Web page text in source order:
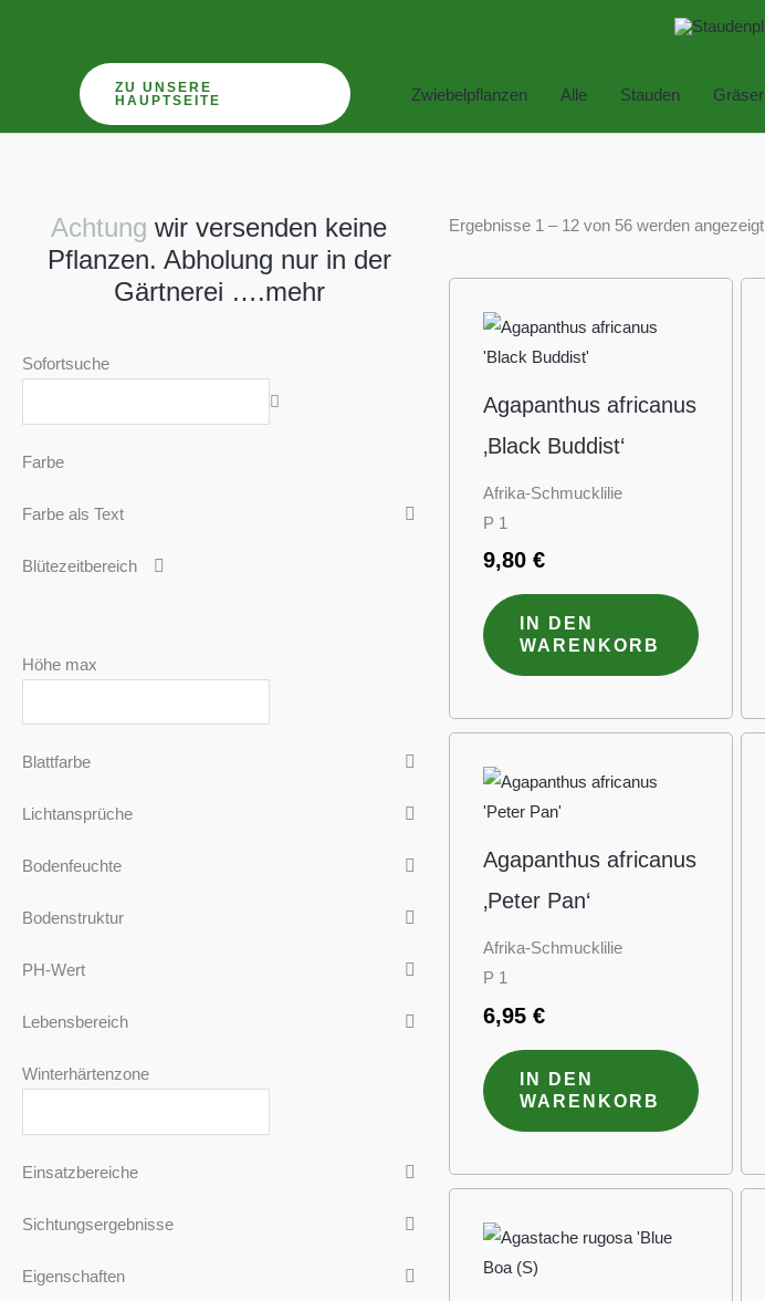
ZU UNSERE
HAUPTSEITE
Zwiebelpflanzen Alle Stauden Gräser
Achtung wir versenden keine
Pflanzen. Abholung nur in der
Gärtnerei ….mehr
Sofortsuche
Farbe
Farbe als Text
Blütezeitbereich
Höhe max
Blattfarbe
Lichtansprüche
Bodenfeuchte
Bodenstruktur
PH-Wert
Lebensbereich
Winterhärtenzone
Einsatzbereiche
Sichtungsergebnisse
Eigenschaften
Ergebnisse 1 – 12 von 56 werden angezeigt
Agapanthus africanus
‚Black Buddist‘
Afrika-Schmucklilie
P 1
9,80 €
IN DEN
WARENKORB
Agapanthus africanus
‚Peter Pan‘
Afrika-Schmucklilie
P 1
6,95 €
IN DEN
WARENKORB